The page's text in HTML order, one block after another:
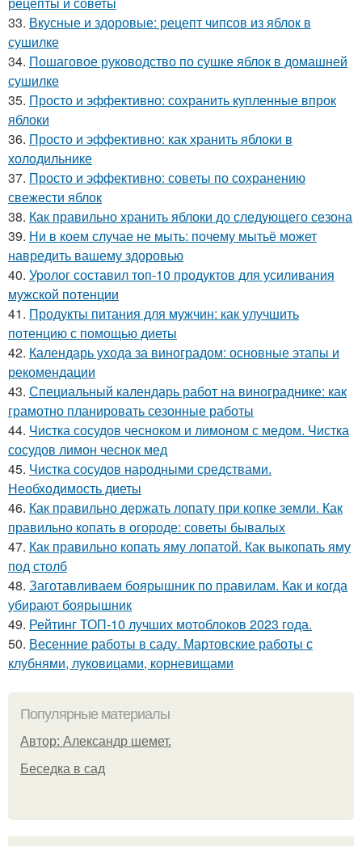
33. Вкусные и здоровые: рецепт чипсов из яблок в
сушилке
34. Пошаговое руководство по сушке яблок в домашней
сушилке
35. Просто и эффективно: сохранить купленные впрок
яблоки
36. Просто и эффективно: как хранить яблоки в
холодильнике
37. Просто и эффективно: советы по сохранению
свежести яблок
38. Как правильно хранить яблоки до следующего сезона
39. Ни в коем случае не мыть: почему мытьё может
навредить вашему здоровью
40. Уролог составил топ-10 продуктов для усиливания
мужской потенции
41. Продукты питания для мужчин: как улучшить
потенцию с помощью диеты
42. Календарь ухода за виноградом: основные этапы и
рекомендации
43. Специальный календарь работ на винограднике: как
грамотно планировать сезонные работы
44. Чистка сосудов чесноком и лимоном с медом. Чистка
сосудов лимон чеснок мед
45. Чистка сосудов народными средствами.
Необходимость диеты
46. Как правильно держать лопату при копке земли. Как
правильно копать в огороде: советы бывалых
47. Как правильно копать яму лопатой. Как выкопать яму
под столб
48. Заготавливаем боярышник по правилам. Как и когда
убирают боярышник
49. Рейтинг ТОП-10 лучших мотоблоков 2023 года.
50. Весенние работы в саду. Мартовские работы с
клубнями, луковицами, корневищами
Популярные материалы
Автор: Александр шемет.
Беседка в сад